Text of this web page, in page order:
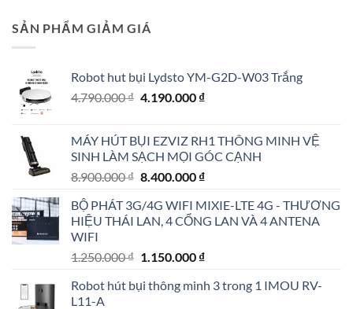
SẢN PHẨM GIẢM GIÁ
Robot hut bụi Lydsto YM-G2D-W03 Trắng
4.790.000₫ Giá
4.790.000 ₫.
4.190.000 ₫Giá
là:
4.190.000 ₫.
MÁY HÚT BỤI EZVIZ RH1 THÔNG MINH VỆ
SINH LÀM SẠCH MỌI GÓC CẠNH
8.900.000₫ Giá
là:
8.900.000 ₫.
8.400.000 ₫Giá
tại
là:
BỘ PHÁT 3G/4G WIFI MIXIE-LTE 4G - THƯƠNG
HIỆU THÁI LAN, 4 CỔNG LAN VÀ 4 ANTENA
WIFI
1.250.000₫ Giá
là:
1.150.000 ₫Giá
tại
Robot hút bụi thông minh 3 trong 1 IMOU RV-
L11-A